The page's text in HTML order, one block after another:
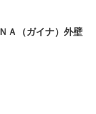
Ａ（ガイナ）外壁